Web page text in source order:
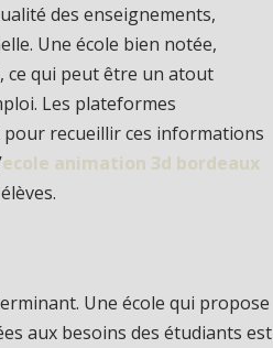
des enseignements,
Une école bien notée,
ce qui peut être un atout
Les plateformes
pour recueillir ces informations
ecole animation 3d bordeaux
Une école qui propose
aux besoins des étudiants est